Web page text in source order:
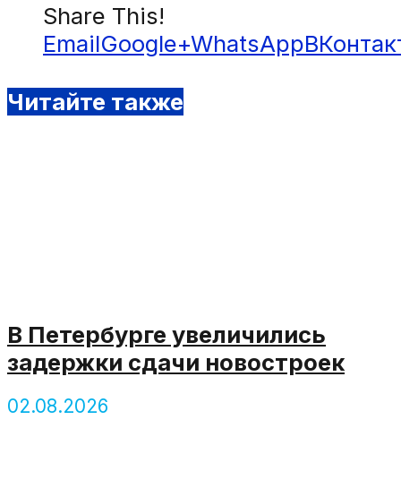
Share This!
EmailGoogle+WhatsApp
Читайте также
В Петербурге увеличились
задержки сдачи новостроек
02.08.2026